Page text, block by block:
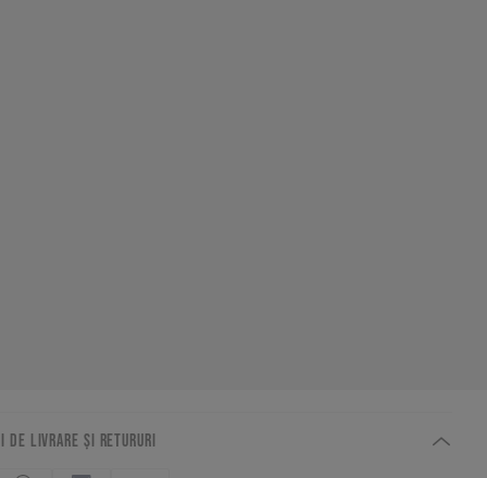
DE LIVRARE ȘI RETURURI